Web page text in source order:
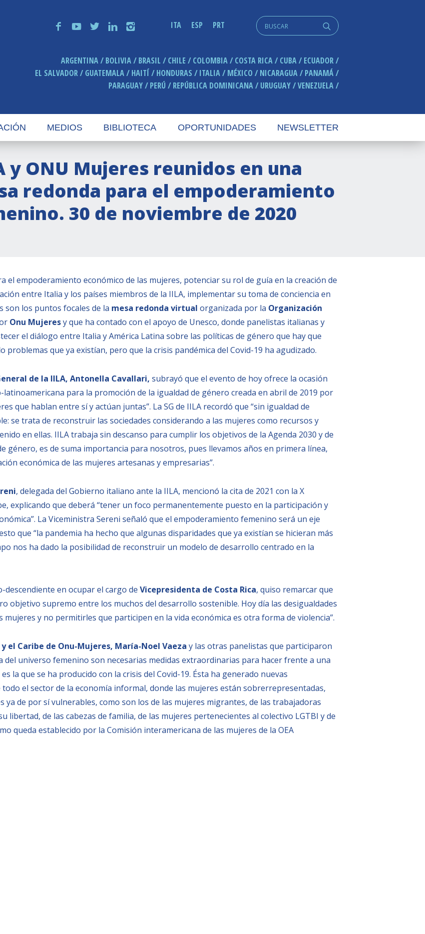
f y t n i ITA ESP PRT q
Search
for:
ARGENTINA BOLIVIA BRASIL CHILE COLOMBIA COSTA RICA CUBA
ECUADOR
EL SALVADOR
GUATEMALA HAITÍ HONDURAS ITALIA MÉXICO NICARAGUA
PANAMÁ
PARAGUAY
PERÚ REPÚBLICA DOMINICANA URUGUAY VENEZUELA
MEDIOS BIBLIOTECA OPORTUNIDADES NEWSLETTER
y ONU Mujeres reunidos en una
redonda para el empoderamiento
30 de noviembre de 2020
el empoderamiento económico de las mujeres, potenciar su rol de guía en la creación de
entre Italia y los países miembros de la IILA, implementar su toma de conciencia en
son los puntos focales de la mesa redonda virtual organizada por la Organización
Onu Mujeresy que ha contado con el apoyo de Unesco, donde panelistas italianas y
el diálogo entre Italia y América Latina sobre las políticas de género que hay que
que ya existían, pero que la crisis pandémica del Covid-19 ha agudizado.
de la IILA, Antonella Cavallari, subrayó que el evento de hoy ofrece la ocasión
para la promoción de la igualdad de género creada en abril de 2019 por
que hablan entre sí y actúan juntas”. La SG de IILA recordó que “sin igualdad de
se trata de reconstruir las sociedades considerando a las mujeres como recursos y
en ellas. IILA trabaja sin descanso para cumplir los objetivos de la Agenda 2030 y de
género, es de suma importancia para nosotros, pues llevamos años en primera línea,
económica de las mujeres artesanas y empresarias”.
, delegada del Gobierno italiano ante la IILA, mencionó la cita de 2021 con la X
explicando que deberá “tener un foco permanentemente puesto en la participación y
La Viceministra Sereni señaló que el empoderamiento femenino será un eje
que “la pandemia ha hecho que algunas disparidades que ya existían se hicieran más
nos ha dado la posibilidad de reconstruir un modelo de desarrollo centrado en la
en ocupar el cargo de Vicepresidenta de Costa Rica, quiso remarcar que
objetivo supremo entre los muchos del desarrollo sostenible. Hoy día las desigualdades
y no permitirles que participen en la vida económica es otra forma de violencia”.
el Caribe de Onu-Mujeres, María-Noel Vaeza y las otras panelistas que participaron
del universo femenino son necesarias medidas extraordinarias para hacer frente a una
la que se ha producido con la crisis del Covid-19. Ésta ha generado nuevas
el sector de la economía informal, donde las mujeres están sobrerrepresentadas,
de por sí vulnerables, como son los de las mujeres migrantes, de las trabajadoras
libertad, de las cabezas de familia, de las mujeres pertenecientes al colectivo LGTBI y de
queda establecido por la Comisión interamericana de las mujeres de la OEA